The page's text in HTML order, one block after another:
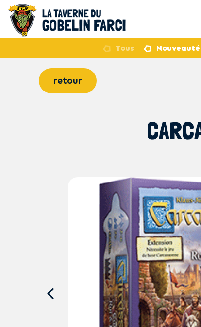
Tous
retour